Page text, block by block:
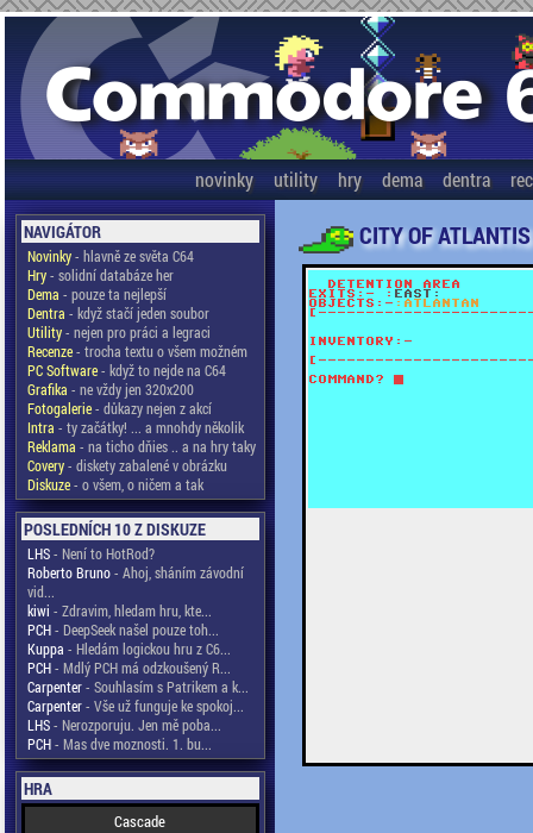
novinky utility hry dema dentra
NAVIGÁTOR
Novinky- hlavně ze světa C64
Hry- solidní databáze her
Dema - pouze ta nejlepší
Dentra - když stačí jeden soubor
Utility- nejen pro práci a legraci
Recenze- trocha textu o všem možném
PC Software- když to nejde na C64
Grafika - ne vždy jen 320x200
Fotogalerie- důkazy nejen z akcí
Intra - ty začátky! ... a mnohdy několik
Reklama - na ticho dňies .. a na hry taky
Covery- diskety zabalené v obrázku
Diskuze- o všem, o ničem a tak
POSLEDNÍCH 10 Z DISKUZE
LHS- Není to HotRod?
Roberto Bruno- Ahoj, sháním závodní
vid...
kiwi - Zdravim, hledam hru, kte...
PCH- DeepSeek našel pouze toh...
Kuppa - Hledám logickou hru z C6...
PCH- Mdlý PCH má odzkoušený R...
Carpenter- Souhlasím s Patrikem a k...
Carpenter- Vše už funguje ke spokoj...
LHS- Nerozporuju. Jen mě poba...
PCH- Mas dve moznosti. 1. bu...
HRA
Cascade
CITY OF ATLANTIS